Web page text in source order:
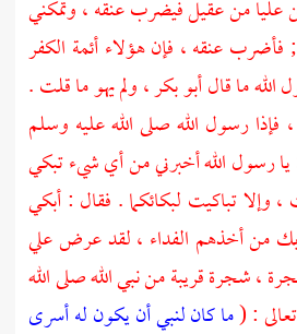
عليامنعقيلفيضرب عنقه ، وتمكني
فأضرب عنقه ، فإن هؤلاء أئمة الكفر
ما قالأبو بكر ،ولم يهو ما قلت .
رسول الله صلى الله عليه وسلم
رسول الله أخبرني من أي شيء تبكي
تباكيت لبكائكما . فقال : أبكي
من أخذهم الفداء ، لقد عرض علي
، شجرة قريبة من نبي الله صلى الله
: (ما كان لنبي أن يكون له أسرى